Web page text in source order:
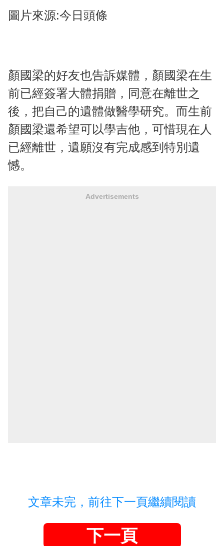
圖片來源:今日頭條
顏國梁的好友也告訴媒體，顏國梁在生
前已經簽署大體捐贈，同意在離世之
後，把自己的遺體做醫學研究。而生前
顏國梁還希望可以學吉他，可惜現在人
已經離世，遺願沒有完成感到特別遺
憾。
Advertisements
文章未完，前往下一頁繼續閱讀
下一頁